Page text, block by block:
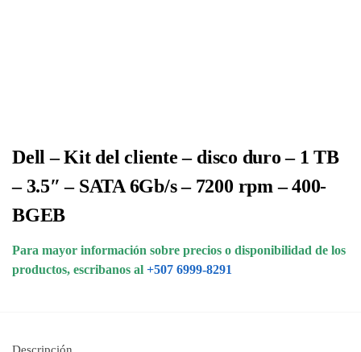
Dell – Kit del cliente – disco duro – 1 TB
– 3.5″ – SATA 6Gb/s – 7200 rpm – 400-
BGEB
Para mayor información sobre precios o disponibilidad de los
productos, escribanos al +507 6999-8291
Descripción